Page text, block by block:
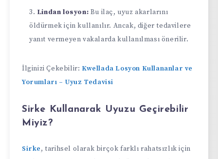
Lindan losyon: Bu ilaç, uyuz akarlarını
öldürmek için kullanılır. Ancak, diğer tedavilere
yanıt vermeyen vakalarda kullanılması önerilir.
İlginizi Çekebilir: Kwellada Losyon Kullananlar ve
Yorumları – Uyuz Tedavisi
Sirke Kullanarak Uyuzu Geçirebilir
Miyiz?
Sirke, tarihsel olarak birçok farklı rahatsızlık için